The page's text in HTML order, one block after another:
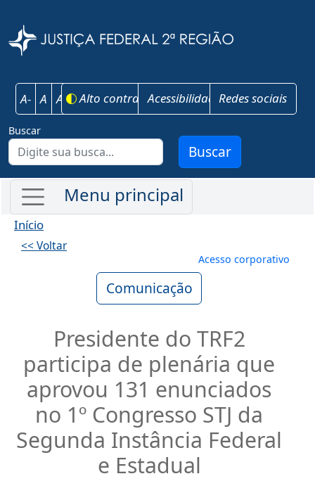
A- A A+ Alto contrasteAcessibilidadeRedes sociais
Buscar
Buscar
Início
<< Voltar
Menu de
Acesso corporativo
Comunicação
Presidente do TRF2
participa de plenária que
aprovou 131 enunciados
no 1º Congresso STJ da
Segunda Instância Federal
e Estadual